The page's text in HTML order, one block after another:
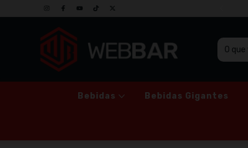
GRUPO DE PROMOÇÕES NO WHATSAPP
Bebidas Bebidas Gigantes